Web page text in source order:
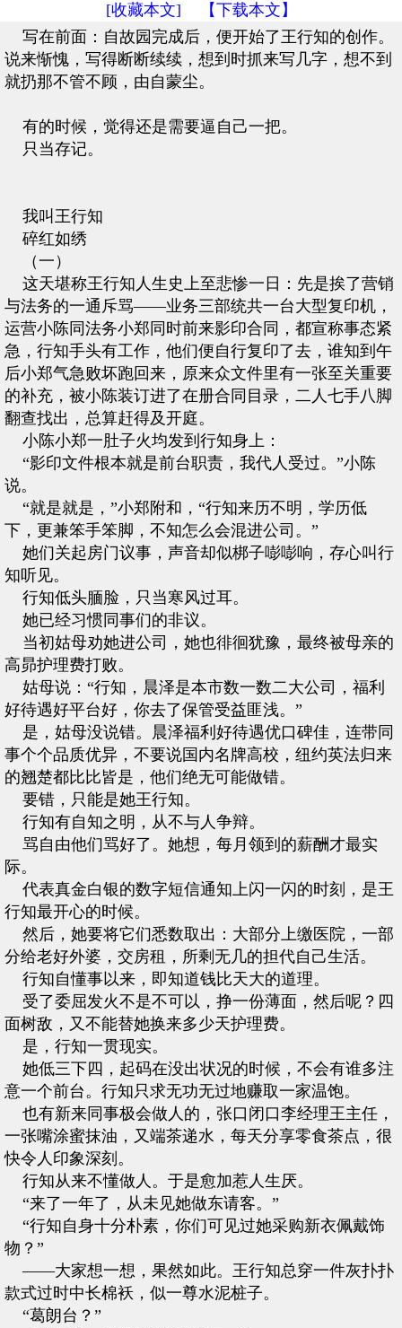
[收藏本文]
【下载本文】
写在前面：自故园完成后，便开始了王行知的创作。
说来惭愧，写得断断续续，想到时抓来写几字，想不到
就扔那不管不顾，由自蒙尘。
有的时候，觉得还是需要逼自己一把。
只当存记。
我叫王行知
碎红如绣
（一）
这天堪称王行知人生史上至悲惨一日：先是挨了营销
与法务的一通斥骂——业务三部统共一台大型复印机，
运营小陈同法务小郑同时前来影印合同，都宣称事态紧
急，行知手头有工作，他们便自行复印了去，谁知到午
后小郑气急败坏跑回来，原来众文件里有一张至关重要
的补充，被小陈装订进了在册合同目录，二人七手八脚
翻查找出，总算赶得及开庭。
小陈小郑一肚子火均发到行知身上：
“影印文件根本就是前台职责，我代人受过。”小陈
说。
“就是就是，”小郑附和，“行知来历不明，学历低
下，更兼笨手笨脚，不知怎么会混进公司。”
她们关起房门议事，声音却似梆子嘭嘭响，存心叫行
知听见。
行知低头腼脸，只当寒风过耳。
她已经习惯同事们的非议。
当初姑母劝她进公司，她也徘徊犹豫，最终被母亲的
高昴护理费打败。
姑母说：“行知，晨泽是本市数一数二大公司，福利
好待遇好平台好，你去了保管受益匪浅。”
是，姑母没说错。晨泽福利好待遇优口碑佳，连带同
事个个品质优异，不要说国内名牌高校，纽约英法归来
的翘楚都比比皆是，他们绝无可能做错。
要错，只能是她王行知。
行知有自知之明，从不与人争辩。
骂自由他们骂好了。她想，每月领到的薪酬才最实
际。
代表真金白银的数字短信通知上闪一闪的时刻，是王
行知最开心的时候。
然后，她要将它们悉数取出：大部分上缴医院，一部
分给老好外婆，交房租，所剩无几的担代自己生活。
行知自懂事以来，即知道钱比天大的道理。
受了委屈发火不是不可以，挣一份薄面，然后呢？四
面树敌，又不能替她换来多少天护理费。
是，行知一贯现实。
她低三下四，起码在没出状况的时候，不会有谁多注
意一个前台。行知只求无功无过地赚取一家温饱。
也有新来同事极会做人的，张口闭口李经理王主任，
一张嘴涂蜜抹油，又端茶递水，每天分享零食茶点，很
快令人印象深刻。
行知从来不懂做人。于是愈加惹人生厌。
“来了一年了，从未见她做东请客。”
“行知自身十分朴素，你们可见过她采购新衣佩戴饰
物？”
——大家想一想，果然如此。王行知总穿一件灰扑扑
款式过时中长棉袄，似一尊水泥桩子。
“葛朗台？”